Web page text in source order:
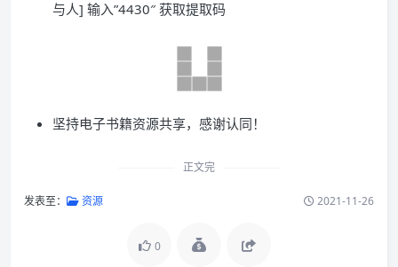
与人] 输入”4430″ 获取提取码
坚持电子书籍资源共享，感谢认同！
正文完
发表至： 资源 2021-11-26
0